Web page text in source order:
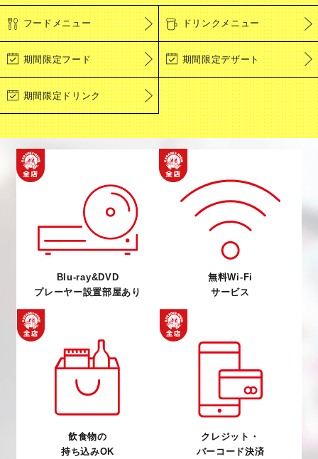
フードメニュー ドリンクメニュー
期間限定フード 期間限定デザート
期間限定ドリンク
Blu-ray&DVD
プレーヤー設置部屋あり
無料Wi-Fi
サービス
飲食物の
持ち込みOK
クレジット・
バーコード決済